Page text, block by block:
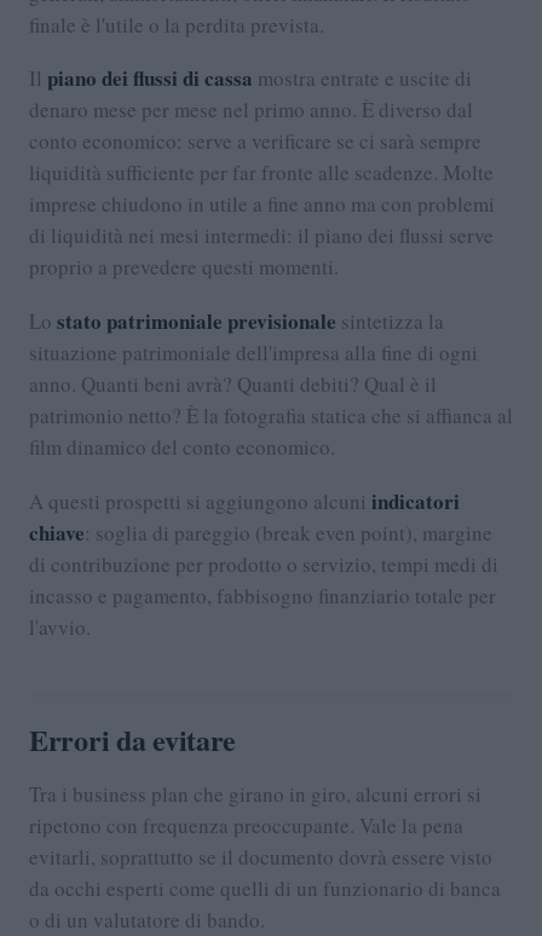
finale è l'utile o la perdita prevista.
Il piano dei flussi di cassa mostra entrate e uscite di
denaro mese per mese nel primo anno. È diverso dal
conto economico: serve a verificare se ci sarà sempre
liquidità sufficiente per far fronte alle scadenze. Molte
imprese chiudono in utile a fine anno ma con problemi
di liquidità nei mesi intermedi: il piano dei flussi serve
proprio a prevedere questi momenti.
Lo stato patrimoniale previsionale sintetizza la
situazione patrimoniale dell'impresa alla fine di ogni
anno. Quanti beni avrà? Quanti debiti? Qual è il
patrimonio netto? È la fotografia statica che si affianca al
film dinamico del conto economico.
A questi prospetti si aggiungono alcuni indicatori
chiave: soglia di pareggio (break even point), margine
di contribuzione per prodotto o servizio, tempi medi di
incasso e pagamento, fabbisogno finanziario totale per
l'avvio.
Errori da evitare
Tra i business plan che girano in giro, alcuni errori si
ripetono con frequenza preoccupante. Vale la pena
evitarli, soprattutto se il documento dovrà essere visto
da occhi esperti come quelli di un funzionario di banca
o di un valutatore di bando.